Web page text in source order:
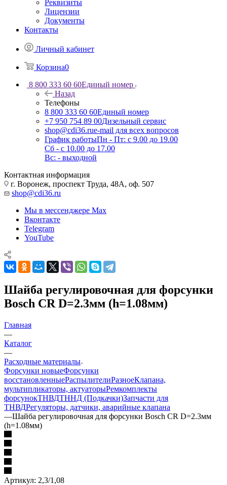
Реквизиты
Лицензии
Документы
Контакты
Личный кабинет
Корзина0
8 800 333 60 60Единый номер
Назад
Телефоны
8 800 333 60 60Единый номер
+7 950 754 89 00Дизельный сервис
shop@cdi36.rue-mail для всех вопросов
График работыПн - Пт: с 9.00 до 19.00
Сб - с 10.00 до 17.00
Вс: - выходной
Контактная информация
г. Воронеж, проспект Труда, 48А, оф. 507
shop@cdi36.ru
Мы в мессенджере Max
Вконтакте
Telegram
YouTube
Шайба регулировочная для форсунки
Bosch CR D=2.3мм (h=1.08мм)
Главная
—
Каталог
—
Расходные материалы
Форсунки новыеФорсунки
восстановленныеРаспылителиРазноеКлапана,
мультипликаторы, актуаторыРемкомплекты
форсунокТНВДТННД (Подкачки)Запчасти для
ТНВДРегуляторы, датчики, аварийные клапана
—Шайба регулировочная для форсунки Bosch CR D=2.3мм
(h=1.08мм)
Артикул: 2,3/1,08